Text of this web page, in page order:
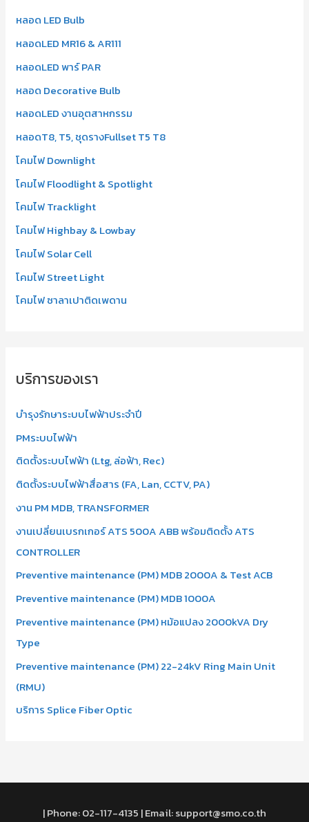
f
o
r
:
หลอด LED Bulb
หลอดLED MR16 & AR111
หลอดLED พาร์ PAR
หลอด Decorative Bulb
หลอดLED งานอุตสาหกรรม
หลอดT8, T5, ชุดรางFullset T5 T8
โคมไฟ Downlight
โคมไฟ Floodlight & Spotlight
โคมไฟ Tracklight
โคมไฟ Highbay & Lowbay
โคมไฟ Solar Cell
โคมไฟ Street Light
โคมไฟ ซาลาเปาติดเพดาน
บริการของเรา
บำรุงรักษาระบบไฟฟ้าประจำปี
PMระบบไฟฟ้า
ติดตั้งระบบไฟฟ้า (Ltg, ล่อฟ้า, Rec)
ติดตั้งระบบไฟฟ้าสื่อสาร (FA, Lan, CCTV, PA)
งาน PM MDB, TRANSFORMER
งานเปลี่ยนเบรกเกอร์ ATS 500A ABB พร้อมติดตั้ง ATS
CONTROLLER
Preventive maintenance (PM) MDB 2000A & Test ACB
Preventive maintenance (PM) MDB 1000A
Preventive maintenance (PM) หม้อแปลง 2000kVA Dry
Type
Preventive maintenance (PM) 22-24kV Ring Main Unit
(RMU)
บริการ Splice Fiber Optic
| Phone: 02-117-4135 | Email: support@smo.co.th